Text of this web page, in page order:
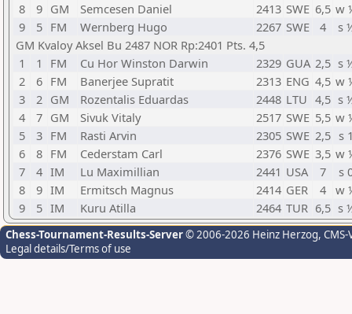
8
9 GM Semcesen Daniel 2413 SWE 6,5 w
9
5 FM Wernberg Hugo 2267 SWE 4
s
GM Kvaloy Aksel Bu 2487 NOR Rp:2401 Pts. 4,5
1
1 FM Cu Hor Winston Darwin 2329 GUA 2,5 s
2
6 FM Banerjee Supratit 2313 ENG 4,5 w
3
2 GM Rozentalis Eduardas 2448 LTU 4,5 s
4
7 GM Sivuk Vitaly 2517 SWE 5,5 w
5
3 FM Rasti Arvin 2305 SWE 2,5 s
6
8 FM Cederstam Carl 2376 SWE 3,5 w
7
4 IM Lu Maximillian 2441 USA 7
s
8
9 IM Ermitsch Magnus 2414 GER 4 w
9
5 IM Kuru Atilla 2464 TUR 6,5 s
Chess-Tournament-Results-Server© 2006-2026 Heinz Herzog,
Legal details/Terms of use